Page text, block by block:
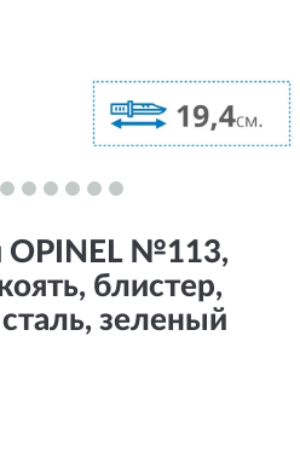
OPINEL №113,
блистер,
зеленый